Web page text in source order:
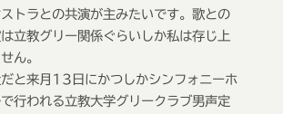
トラとの共演が主みたいです。歌との
立教グリー関係ぐらいしか私は存じ上
ん。
と来月13日にかつしかシンフォニーホ
行われる立教大学グリークラブ男声定